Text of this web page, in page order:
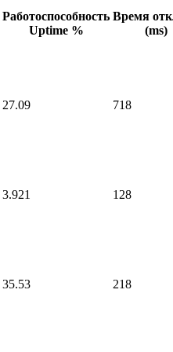
Работоспособность
Uptime %
Время
(ms)
27.09 718
3.921 128
35.53 218